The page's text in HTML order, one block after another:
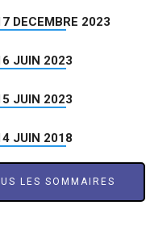
DECEMBRE 2023
JUIN 2023
JUIN 2023
JUIN 2018
LES SOMMAIRES